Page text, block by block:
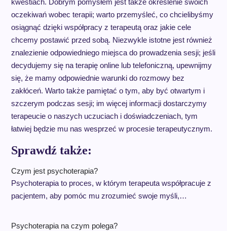
kwestiach. Dobrym pomysłem jest także określenie swoich
oczekiwań wobec terapii; warto przemyśleć, co chcielibyśmy
osiągnąć dzięki współpracy z terapeutą oraz jakie cele
chcemy postawić przed sobą. Niezwykle istotne jest również
znalezienie odpowiedniego miejsca do prowadzenia sesji; jeśli
decydujemy się na terapię online lub telefoniczną, upewnijmy
się, że mamy odpowiednie warunki do rozmowy bez
zakłóceń. Warto także pamiętać o tym, aby być otwartym i
szczerym podczas sesji; im więcej informacji dostarczymy
terapeucie o naszych uczuciach i doświadczeniach, tym
łatwiej będzie mu nas wesprzeć w procesie terapeutycznym.
Sprawdź także:
Czym jest psychoterapia?
Psychoterapia to proces, w którym terapeuta współpracuje z
pacjentem, aby pomóc mu zrozumieć swoje myśli,…
Psychoterapia na czym polega?